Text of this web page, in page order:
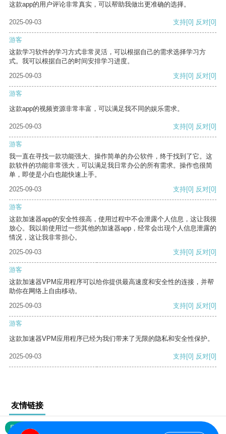
这款app的用户评论非常真实，可以帮助我做出更准确的选择。
2025-09-03 支持[0] 反对[0]
游客
这款学习软件的学习方式非常灵活，可以根据自己的需求选择学习方
式。我可以根据自己的时间安排学习进度。
2025-09-03
支持[0] 反对[0]
游客
这款app的视频资源非常丰富，可以满足我不同的娱乐需求。
2025-09-03 支持[0] 反对[0]
游客
我一直在寻找一款功能强大、操作简单的办公软件，终于找到了它。这
款软件的功能非常强大，可以满足我日常办公的所有需求。操作也很简
单，即使是小白也能快速上手。
2025-09-03
支持[0] 反对[0]
游客
这款加速器app的安全性很高，使用过程中不会泄露个人信息，这让我很
放心。我以前使用过一些其他的加速器app，经常会出现个人信息泄露的
情况，这让我非常担心。
2025-09-03
支持[0] 反对[0]
游客
这款加速器VPM应用程序可以给你提供最高速度和安全性的连接，并帮
助你在网络上自由移动。
2025-09-03
支持[0] 反对[0]
游客
这款加速器VPM应用程序已经为我们带来了无限的隐私和安全性保护。
2025-09-03 支持[0] 反对[0]
友情链接
网站地图